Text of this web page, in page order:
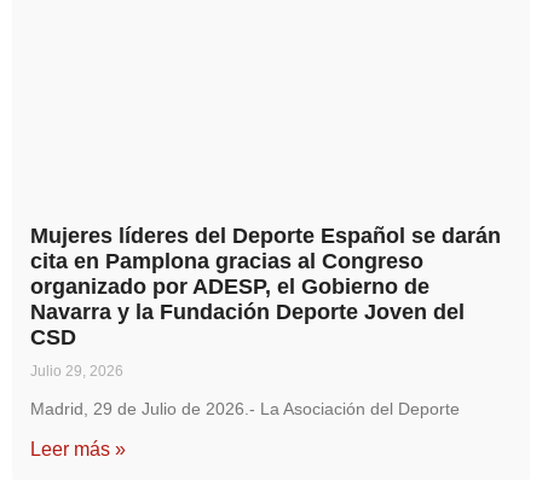
Mujeres líderes del Deporte Español se darán
cita en Pamplona gracias al Congreso
organizado por ADESP, el Gobierno de
Navarra y la Fundación Deporte Joven del
CSD
Julio 29, 2026
Madrid, 29 de Julio de 2026.- La Asociación del Deporte
Leer más »